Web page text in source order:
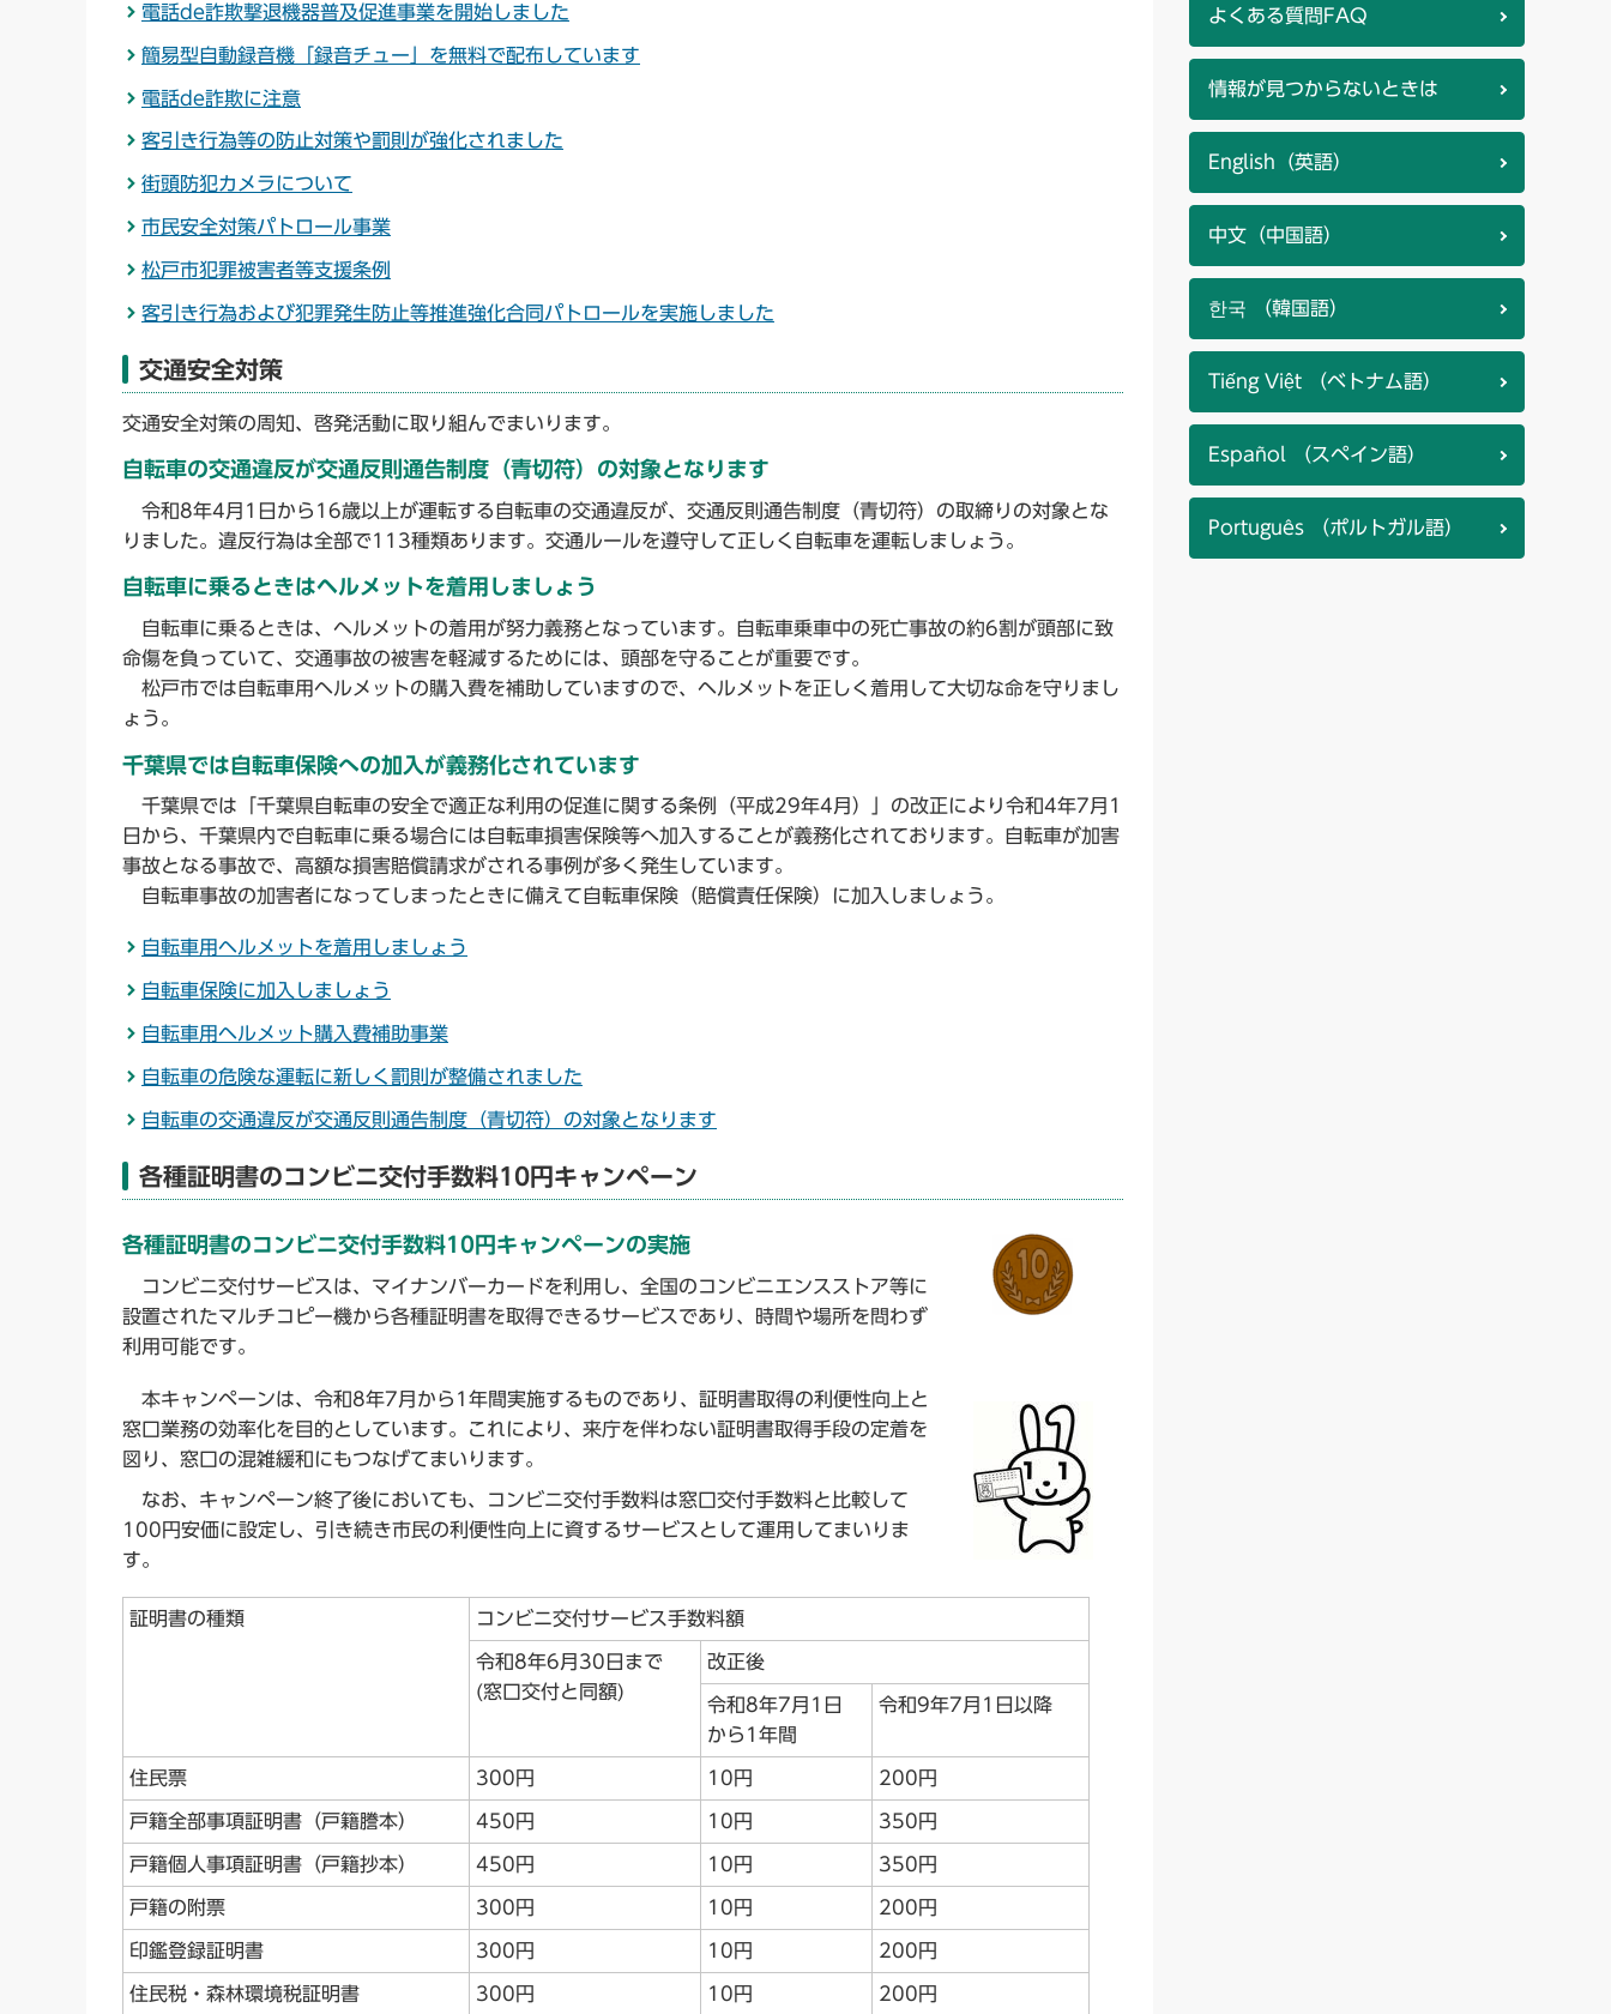
電話de詐欺撃退機器普及促進事業を開始しました
簡易型自動録音機「録音チュー」を無料で配布しています
電話de詐欺に注意
客引き行為等の防止対策や罰則が強化されました
街頭防犯カメラについて
市民安全対策パトロール事業
松戸市犯罪被害者等支援条例
客引き行為および犯罪発生防止等推進強化合同パトロールを実施しました
交通安全対策
交通安全対策の周知、啓発活動に取り組んでまいります。
自転車の交通違反が交通反則通告制度（青切符）の対象となります
令和8年4月1日から16歳以上が運転する自転車の交通違反が、交通反則通告制度（青切符）の取締りの対象とな
りました。違反行為は全部で113種類あります。交通ルールを遵守して正しく自転車を運転しましょう。
自転車に乗るときはヘルメットを着用しましょう
自転車に乗るときは、ヘルメットの着用が努力義務となっています。自転車乗車中の死亡事故の約6割が頭部に致
命傷を負っていて、交通事故の被害を軽減するためには、頭部を守ることが重要です。
松戸市では自転車用ヘルメットの購入費を補助していますので、ヘルメットを正しく着用して大切な命を守りまし
ょう。
千葉県では自転車保険への加入が義務化されています
千葉県では「千葉県自転車の安全で適正な利用の促進に関する条例（平成29年4月）」の改正により令和4年7月1
日から、千葉県内で自転車に乗る場合には自転車損害保険等へ加入することが義務化されております。自転車が加害
事故となる事故で、高額な損害賠償請求がされる事例が多く発生しています。
自転車事故の加害者になってしまったときに備えて自転車保険（賠償責任保険）に加入しましょう。
自転車用ヘルメットを着用しましょう
自転車保険に加入しましょう
自転車用ヘルメット購入費補助事業
自転車の危険な運転に新しく罰則が整備されました
自転車の交通違反が交通反則通告制度（青切符）の対象となります
各種証明書のコンビニ交付手数料10円キャンペーン
各種証明書のコンビニ交付手数料10円キャンペーンの実施
コンビニ交付サービスは、マイナンバーカードを利用し、全国のコンビニエンスストア等に
設置されたマルチコピー機から各種証明書を取得できるサービスであり、時間や場所を問わず
利用可能です。
本キャンペーンは、令和8年7月から1年間実施するものであり、証明書取得の利便性向上と
窓口業務の効率化を目的としています。これにより、来庁を伴わない証明書取得手段の定着を
図り、窓口の混雑緩和にもつなげてまいります。
なお、キャンペーン終了後においても、コンビニ交付手数料は窓口交付手数料と比較して
100円安価に設定し、引き続き市民の利便性向上に資するサービスとして運用してまいりま
す。
証明書の種類 コンビニ交付サービス手数料額
令和8年6月30日まで
(窓口交付と同額)
改正後
令和8年7月1日
から1年間
令和9年7月1日以降
住民票 300円 10円 200円
戸籍全部事項証明書（戸籍謄本） 450円 10円 350円
戸籍個人事項証明書（戸籍抄本） 450円 10円 350円
戸籍の附票 300円 10円 200円
印鑑登録証明書 300円 10円 200円
住民税・森林環境税証明書 300円 10円 200円
よくある質問FAQ
情報が見つからないときは
English（英語）
中文（中国語）
한국 （韓国語）
Tiếng Việt （ベトナム語）
Español （スペイン語）
Português （ポルトガル語）